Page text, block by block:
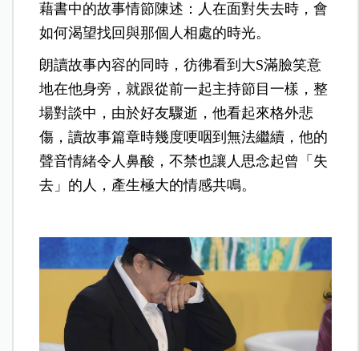
藉書中的故事情節陳述：人在面對失去時，會
如何渴望找回與那個人相處的時光。
朗讀故事內容的同時，彷彿看到大S滿臉笑意
地在他身旁，就跟從前一起主持節目一樣，整
場對談中，由於好友驟逝，他看起來格外悲
傷，讀故事篇章時幾度哽咽到無法繼續，他的
聲音情緒令人鼻酸，不禁也讓人思念起曾「失
去」的人，產生極大的情感共鳴。